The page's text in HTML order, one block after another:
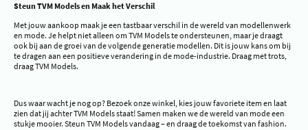
Steun TVM Models en Maak het Verschil
Met jouw aankoop maak je een tastbaar verschil in de wereld van modellenwerk
en mode. Je helpt niet alleen om TVM Models te ondersteunen, maar je draagt
ook bij aan de groei van de volgende generatie modellen. Dit is jouw kans om bij
te dragen aan een positieve verandering in de mode-industrie. Draag met trots,
draag TVM Models.
Dus waar wacht je nog op? Bezoek onze winkel, kies jouw favoriete item en laat
zien dat jij achter TVM Models staat! Samen maken we de wereld van mode een
stukje mooier. Steun TVM Models vandaag – en draag de toekomst van fashion.